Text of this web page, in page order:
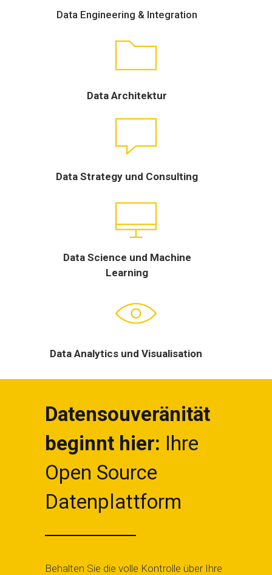
Data Engineering & Integration
Data Architektur
Data Strategy und Consulting
Data Science und Machine
Learning
Data Analytics und Visualisation
Datensouveränität
beginnt hier: Ihre
Open Source
Datenplattform
Behalten Sie die volle Kontrolle über Ihre